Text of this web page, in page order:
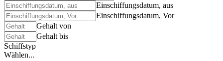
Einschiffungsdatum, aus
Einschiffungsdatum, Vor
Gehalt von
Gehalt bis
Schiffstyp
Wählen...